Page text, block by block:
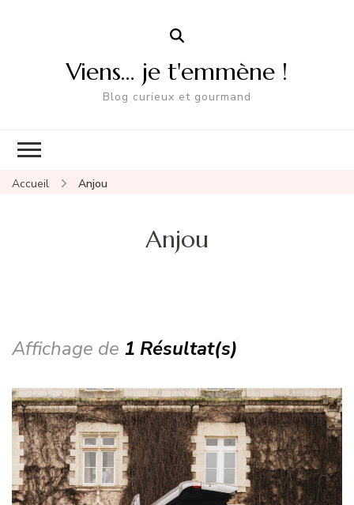
Viens… je t'emmène !
Blog curieux et gourmand
Accueil Anjou
Anjou
Affichage de 1 Résultat(s)